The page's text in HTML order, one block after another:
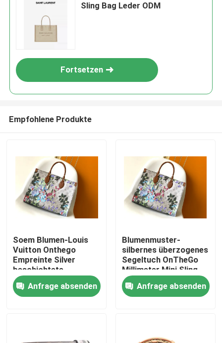
Haus
Videos
Sling Bag Leder ODM
Fortsetzen
Empfohlene Produkte
Soem Blumen-Louis
Vuitton Onthego
Empreinte Silver
beschichtete
Segeltuch Tote Bag
Anfrage absenden
Blumenmuster-
silbernes überzogenes
Segeltuch OnTheGo
Millimeter Mini Sling
Bag Branded M81724
Anfrage absenden